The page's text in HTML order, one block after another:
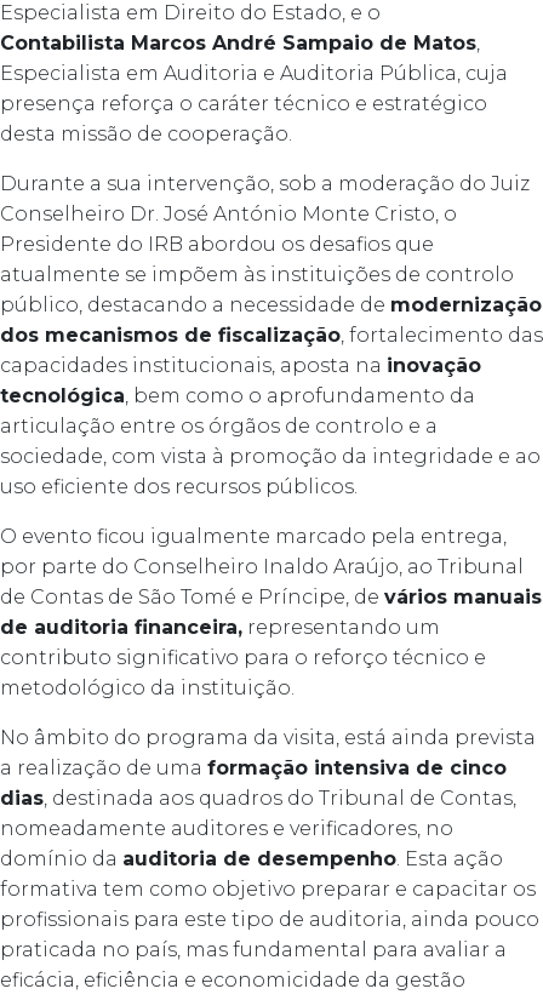
Especialista em Direito do Estado, e o
Contabilista Marcos André Sampaio de Matos,
Especialista em Auditoria e Auditoria Pública, cuja
presença reforça o caráter técnico e estratégico
desta missão de cooperação.
Durante a sua intervenção, sob a moderação do Juiz
Conselheiro Dr. José António Monte Cristo, o
Presidente do IRB abordou os desafios que
atualmente se impõem às instituições de controlo
público, destacando a necessidade de modernização
dos mecanismos de fiscalização, fortalecimento das
capacidades institucionais, aposta na inovação
tecnológica, bem como o aprofundamento da
articulação entre os órgãos de controlo e a
sociedade, com vista à promoção da integridade e ao
uso eficiente dos recursos públicos.
O evento ficou igualmente marcado pela entrega,
por parte do Conselheiro Inaldo Araújo, ao Tribunal
de Contas de São Tomé e Príncipe, de vários manuais
de auditoria financeira, representando um
contributo significativo para o reforço técnico e
metodológico da instituição.
No âmbito do programa da visita, está ainda prevista
a realização de uma formação intensiva de cinco
dias, destinada aos quadros do Tribunal de Contas,
nomeadamente auditores e verificadores, no
domínio da auditoria de desempenho. Esta ação
formativa tem como objetivo preparar e capacitar os
profissionais para este tipo de auditoria, ainda pouco
praticada no país, mas fundamental para avaliar a
eficácia, eficiência e economicidade da gestão